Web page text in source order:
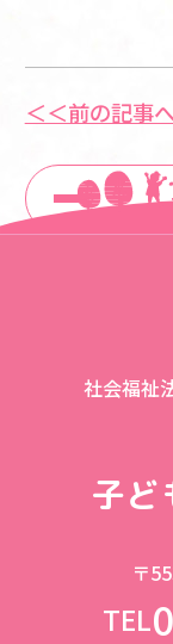
＜＜前の記事
社会福祉
子ど
〒
TEL